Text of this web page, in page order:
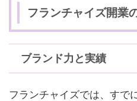
フランチャイズ開業
ブランド力と実績
フランチャイズでは、すで